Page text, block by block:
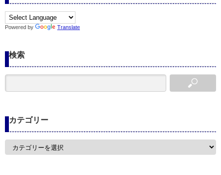
Powered by Translate
検索
カテゴリー
カ